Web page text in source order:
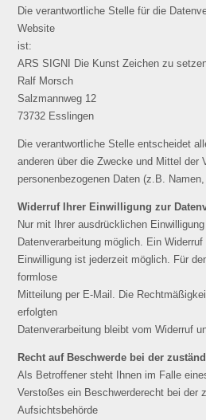
Die verantwortliche Stelle für die
Website
ist:
ARS SIGNI Die Kunst Zeichen zu
Ralf Morsch
Salzmannweg 12
73732 Esslingen
Die verantwortliche Stelle entscheidet
anderen über die Zwecke und Mittel der
personenbezogenen Daten (z.B.
Widerruf Ihrer Einwilligung zur
Nur mit Ihrer ausdrücklichen
Datenverarbeitung möglich. Ein
Einwilligung ist jederzeit möglich. Für
formlose
Mitteilung per E-Mail. Die
erfolgten
Datenverarbeitung bleibt vom Widerruf
Recht auf Beschwerde bei der
Als Betroffener steht Ihnen im Falle
Verstoßes ein Beschwerderecht bei der
Aufsichtsbehörde